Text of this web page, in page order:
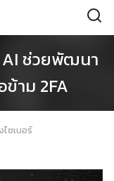
AI ช่วยพัฒนา
าม 2FA
ซเบอร์